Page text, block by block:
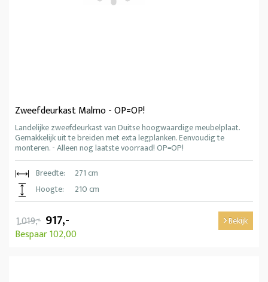
Zweefdeurkast Malmo - OP=OP!
Landelijke zweefdeurkast van Duitse hoogwaardige meubelplaat.
Gemakkelijk uit te breiden met exta legplanken. Eenvoudig te
monteren. - Alleen nog laatste voorraad! OP=OP!
Breedte:
271 cm
Hoogte:
210 cm
1.019,- 917,-
Bespaar 102,00
Bekijk